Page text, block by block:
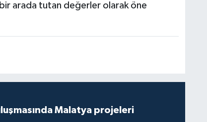
arada tutan değerler olarak öne
Malatya projeleri